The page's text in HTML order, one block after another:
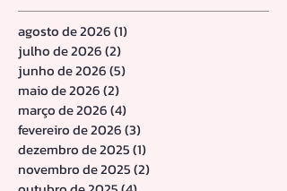
Arquivo
agosto de 2026(1)
julho de 2026 (2)
junho de 2026(5)5 posts
maio de 2026(2)2 posts
março de 2026(4)4 posts
fevereiro de 2026(3)3 posts
dezembro de 2025(1)